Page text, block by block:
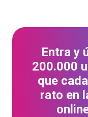
Entra y
200.000
que
rato en